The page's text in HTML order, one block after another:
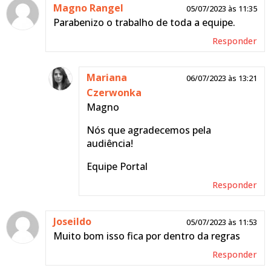
Magno Rangel 05/07/2023 às 11:35
Parabenizo o trabalho de toda a equipe.
Responder
Mariana
Czerwonka
06/07/2023 às 13:21
Magno
Nós que agradecemos pela
audiência!
Equipe Portal
Responder
Joseildo 05/07/2023 às 11:53
Muito bom isso fica por dentro da regras
Responder